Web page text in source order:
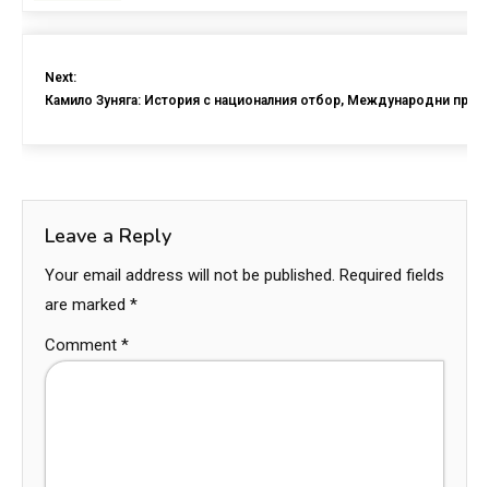
Next:
Камило Зуняга: История с националния отбор, Международни
Leave a Reply
Your email address will not be published. Required fields
are marked *
Comment *